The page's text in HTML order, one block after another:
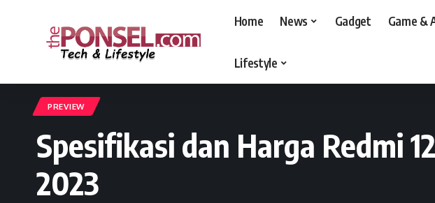
Home News Gadget Game &
Lifestyle
PREVIEW
Spesifikasi dan Harga Redmi
2023